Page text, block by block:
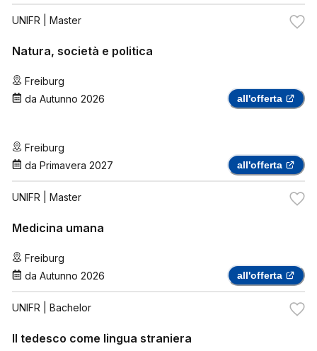
UNIFR | Master
Natura, società e politica
Freiburg
da Autunno 2026 all'offerta
Freiburg
da Primavera 2027 all'offerta
UNIFR | Master
Medicina umana
Freiburg
da Autunno 2026 all'offerta
UNIFR | Bachelor
Il tedesco come lingua straniera